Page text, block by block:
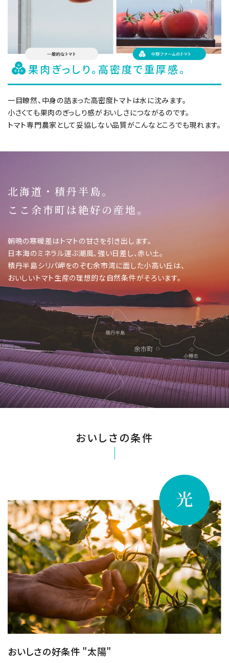
果肉ぎっしり。高密度で重厚感。
一目瞭然、中身の詰まった高密度トマトは水に沈みます。
小さくても果肉のぎっしり感がおいしさにつながるのです。
トマト専門農家として妥協しない品質がこんなところでも現れます。
北海道・積丹半島。
ここ余市町は絶好の産地。
朝晩の寒暖差はトマトの⽢さを引き出します。
日本海のミネラル運ぶ潮⾵、強い日差し、⾚い⼟。
積丹半島シリパ岬をのぞむ余市湾に⾯した⼩⾼い丘は、
おいしいトマト生産の理想的な⾃然条件がそろいます。
おいしさの条件
おいしさの好条件 "太陽"